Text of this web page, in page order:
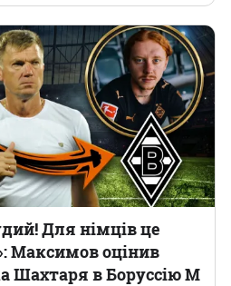
Для німців це
Максимов оцінив
Шахтаря в Боруссію М